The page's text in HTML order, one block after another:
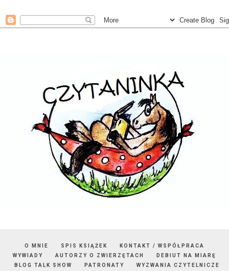
O MNIE SPIS KSIĄŻEK
KONTAKT / WSPÓŁPRACA
WYWIADY
AUTORZY O ZWIERZĘTACH
DEBIUT NA MIARĘ
BLOG TALK SHOW
PATRONATY
WYZWANIA CZYTELNICZE